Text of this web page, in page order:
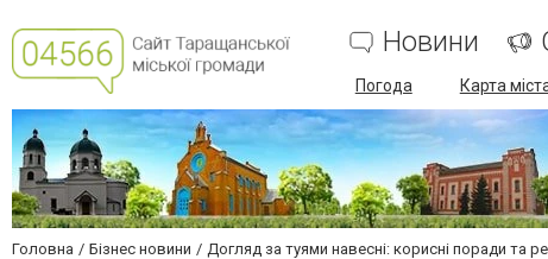
Новини
Погода Карта
Головна Бізнес новини Догляд за туями навесні: корисні поради та